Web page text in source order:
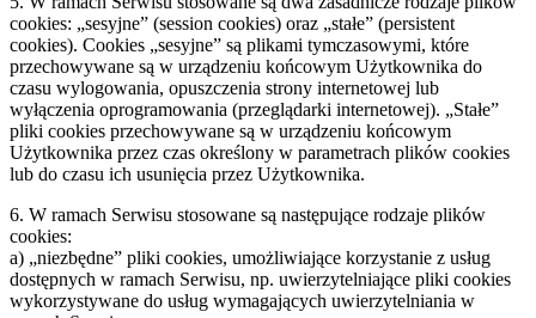
cookies: „sesyjne” (session cookies) oraz „stałe” (persistent
cookies). Cookies „sesyjne” są plikami tymczasowymi, które
przechowywane są w urządzeniu końcowym Użytkownika do
czasu wylogowania, opuszczenia strony internetowej lub
wyłączenia oprogramowania (przeglądarki internetowej). „Stałe”
pliki cookies przechowywane są w urządzeniu końcowym
Użytkownika przez czas określony w parametrach plików cookies
lub do czasu ich usunięcia przez Użytkownika.
6. W ramach Serwisu stosowane są następujące rodzaje plików
cookies:
a) „niezbędne” pliki cookies, umożliwiające korzystanie z usług
dostępnych w ramach Serwisu, np. uwierzytelniające pliki cookies
wykorzystywane do usług wymagających uwierzytelniania w